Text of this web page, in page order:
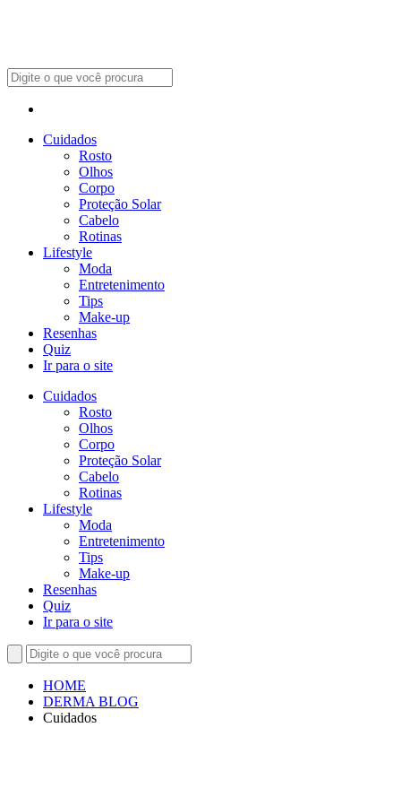
Cuidados
Rosto
Olhos
Corpo
Proteção Solar
Cabelo
Rotinas
Lifestyle
Moda
Entretenimento
Tips
Make-up
Resenhas
Quiz
Ir para o site
Cuidados
Rosto
Olhos
Corpo
Proteção Solar
Cabelo
Rotinas
Lifestyle
Moda
Entretenimento
Tips
Make-up
Resenhas
Quiz
Ir para o site
HOME
DERMA BLOG
Cuidados